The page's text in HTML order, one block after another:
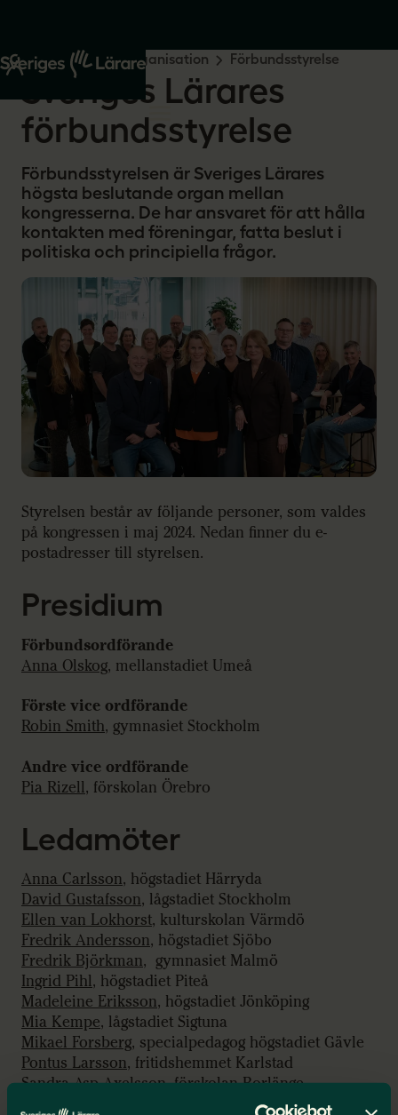
Start Om oss Organisation Förbundsstyrelse
Sveriges Lärares
förbundsstyrelse
Förbundsstyrelsen är Sveriges Lärares
högsta beslutande organ mellan
kongresserna. De har ansvaret för att hålla
kontakten med föreningar, fatta beslut i
politiska och principiella frågor.
Styrelsen består av följande personer, som valdes
på kongressen i maj 2024. Nedan finner du e-
postadresser till styrelsen.
Presidium
Förbundsordförande
Anna Olskog, mellanstadiet Umeå
Förste vice ordförande
Robin Smith, gymnasiet Stockholm
Andre vice ordförande
Pia Rizell, förskolan Örebro
Ledamöter
Anna Carlsson, högstadiet Härryda
David Gustafsson, lågstadiet Stockholm
Ellen van Lokhorst, kulturskolan Värmdö
Fredrik Andersson, högstadiet Sjöbo
Fredrik Björkman, gymnasiet Malmö
Ingrid Pihl, högstadiet Piteå
Madeleine Eriksson, högstadiet Jönköping
Mia Kempe, lågstadiet Sigtuna
Mikael Forsberg, specialpedagog högstadiet Gävle
Pontus Larsson, fritidshemmet Karlstad
Sandra Asp Axelsson,förskolan Borlänge
Yvonne Stenmark
, vuxenutbildning, Göteborg